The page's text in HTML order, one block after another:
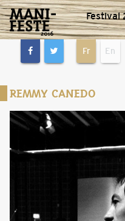
Festival
Fr En
REMMY CANEDO